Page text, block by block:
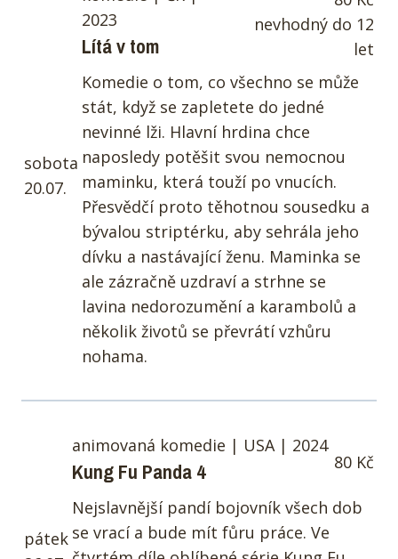
sobota
20.07.
2023
Lítá v tom
nevhodný do 12
let
Komedie o tom, co všechno se může
stát, když se zapletete do jedné
nevinné lži. Hlavní hrdina chce
naposledy potěšit svou nemocnou
maminku, která touží po vnucích.
Přesvědčí proto těhotnou sousedku a
bývalou striptérku, aby sehrála jeho
dívku a nastávající ženu. Maminka se
ale zázračně uzdraví a strhne se
lavina nedorozumění a karambolů a
několik životů se převrátí vzhůru
nohama.
pátek
animovaná komedie | USA | 2024
Kung Fu Panda 4 80 Kč
Nejslavnější pandí bojovník všech dob
se vrací a bude mít fůru práce. Ve